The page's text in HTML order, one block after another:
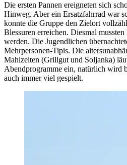
Die ersten Pannen ereigneten sich
Hinweg. Aber ein Ersatzfahrrad war
konnte die Gruppe den Zielort
Blessuren erreichen. Diesmal
werden. Die Jugendlichen
Mehrpersonen-Tipis. Die
Mahlzeiten (Grillgut und Soljanka)
Abendprogramme ein, natürlich wird
auch immer viel gespielt.